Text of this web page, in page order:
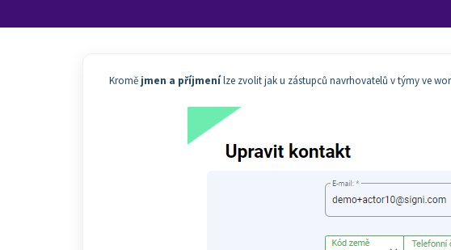
Kromě jmen a příjmenílze zvolit jak u zástupců navrhovatelů v týmy ve